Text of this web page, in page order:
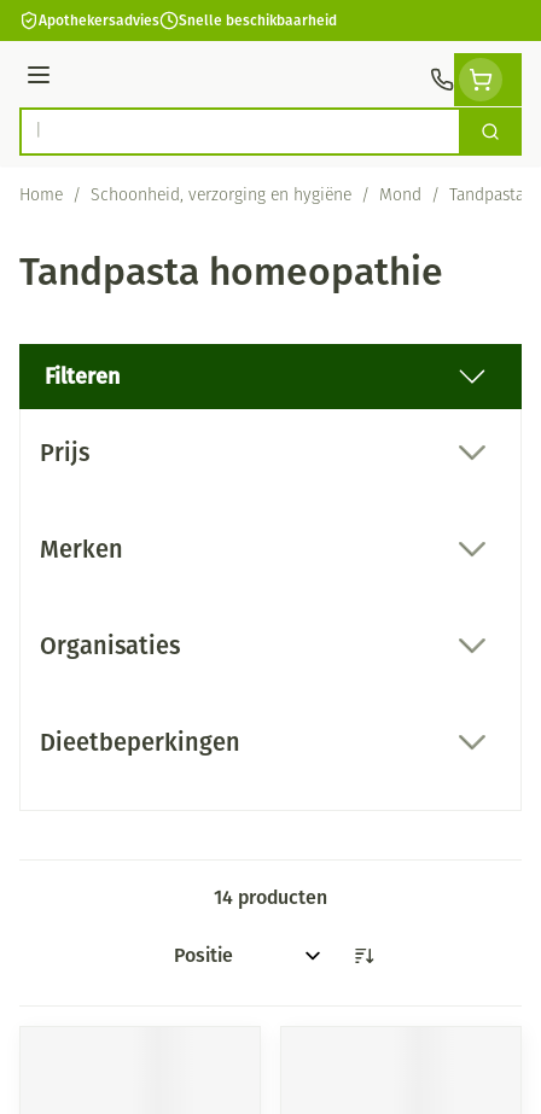
Ga naar de inhoud
Apothekersadvies Snelle beschikbaarheid
Menu
Product, merk, categorie... Zoek
Home / Schoonheid, verzorging en hygiëne / Mond / Tandpasta
Tandpasta homeopathie
Filteren
Prijs
Merken
Organisaties
Dieetbeperkingen
14 producten
Sorteer op: